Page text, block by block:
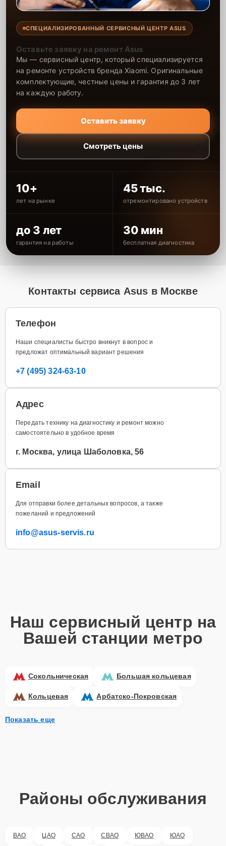
СПЕЦИАЛИЗИРОВАННЫЙ СЕРВИСНЫЙ ЦЕНТР ASUS
Оставьте заявку на ремонт Asus
Мы — сервисный центр, который специализируется
на ремонте устройств бренда Xiaomi. Оригинальные
комплектующие, честные цены и гарантия до 3 лет
на каждую работу.
Оставить заявку
Смотреть цены
10+
лет на рынке
45 тыс.
отремонтировано устройств
до 3 лет
гарантия на работы
30 мин
бесплатная диагностика
Контакты сервиса Asus в Москве
Телефон
Наши специалисты быстро вникнут в вопрос и
предложат оптимальный вариант решения
+7 (495) 324-63-10
Адрес
Передать технику на диагностику и ремонт можно
самостоятельно в удобное время
г. Москва, улица Шаболовка, 56
Email
Для отправки более детальных вопросов, а также
пожеланий и предложений
info@asus-servis.ru
Наш сервисный центр на
Вашей станции метро
Сокольническая Большая кольцевая
Кольцевая Арбатско-Покровская
Показать еще
Районы обслуживания
ВАО ЦАО САО СВАО ЮВАО ЮАО